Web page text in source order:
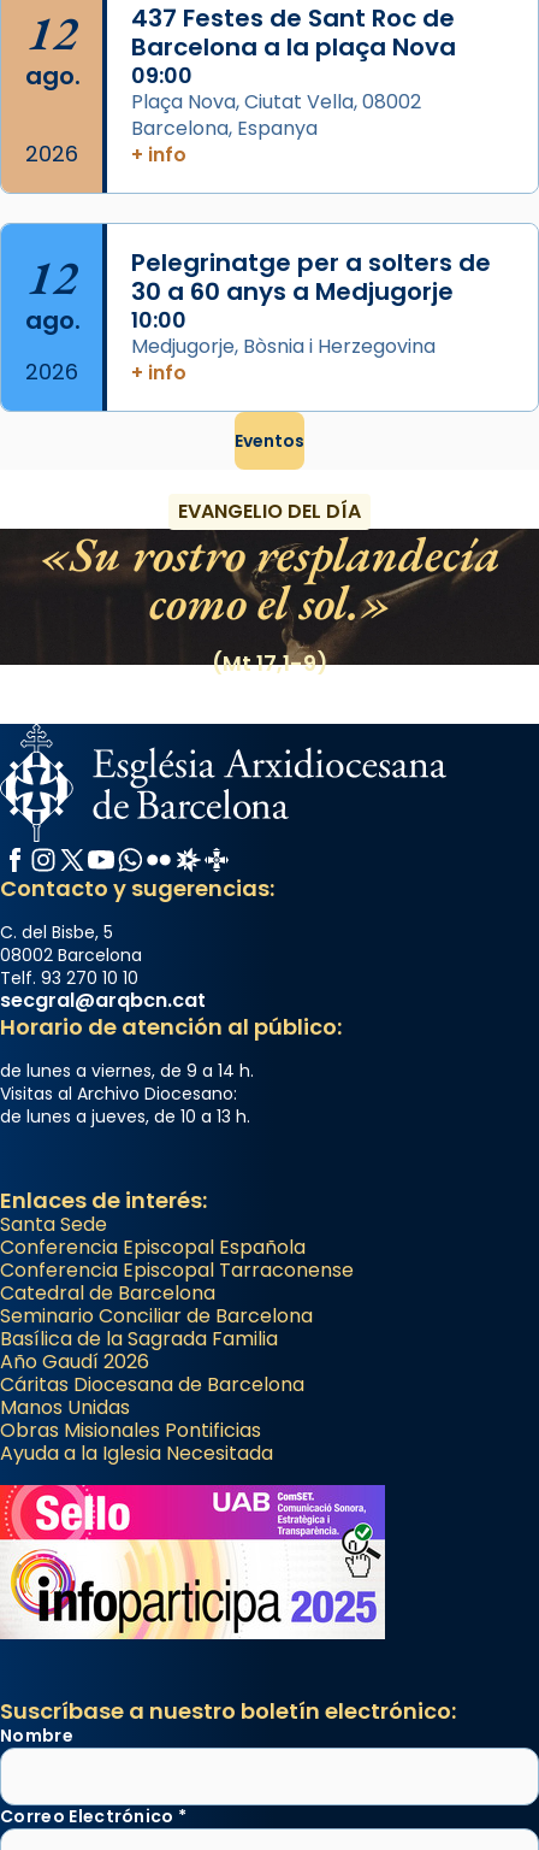
View on Facebook · Share
12
ago.
2026
437 Festes de Sant Roc de
Barcelona a la plaça Nova
09:00
Plaça Nova, Ciutat Vella, 08002
Barcelona, Espanya
+ info
12
ago.
2026
Pelegrinatge per a solters de
30 a 60 anys a Medjugorje
10:00
Medjugorje, Bòsnia i Herzegovina
+ info
Eventos
EVANGELIO DEL DÍA
Su rostro resplandecía
como el sol.
(Mt 17,1-9)
Facebook
Instagram
X / Twitter
YouTube
WhatsApp
FlickrRadio Estel
Catalunya Cristiana
Contacto y sugerencias:
C. del Bisbe, 5
08002 Barcelona
Telf. 93 270 10 10
secgral@arqbcn.cat
Horario de atención al público:
de lunes a viernes, de 9 a 14 h.
Visitas al Archivo Diocesano:
de lunes a jueves, de 10 a 13 h.
Enlaces de interés:
Santa Sede
Conferencia Episcopal Española
Conferencia Episcopal Tarraconense
Catedral de Barcelona
Seminario Conciliar de Barcelona
Basílica de la Sagrada Familia
Año Gaudí 2026
Cáritas Diocesana de Barcelona
Manos Unidas
Obras Misionales Pontificias
Ayuda a la Iglesia Necesitada
Suscríbase a nuestro boletín electrónico:
Nombre
Correo Electrónico *